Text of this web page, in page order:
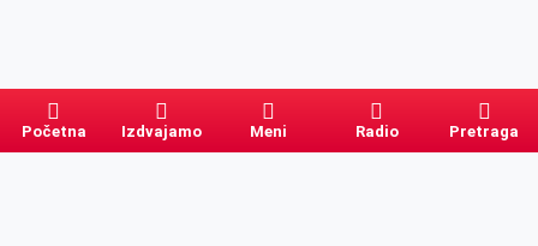
Početna Izdvajamo Meni Radio Pretraga